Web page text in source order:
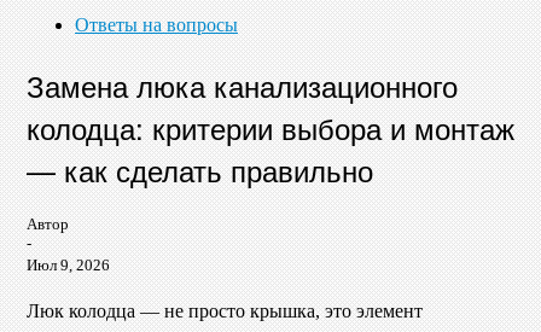
Ответы на вопросы
Замена люка канализационного
колодца: критерии выбора и монтаж
— как сделать правильно
Автор
-
Июл 9, 2026
Люк колодца — не просто крышка, это элемент